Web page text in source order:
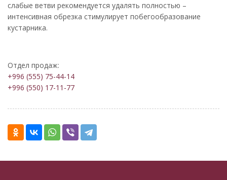
слабые ветви рекомендуется удалять полностью –
интенсивная обрезка стимулирует побегообразование
кустарника.
Отдел продаж:
+996 (555) 75-44-14
+996 (550) 17-11-77